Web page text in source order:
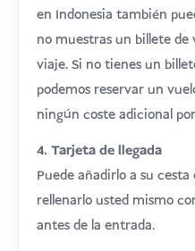
en Indonesia también
no muestras un billete
viaje. Si no tienes un
podemos reservar un
ningún coste adicional
4. Tarjeta de llegada
Puede añadirlo a su
rellenarlo usted mismo
antes de la entrada.